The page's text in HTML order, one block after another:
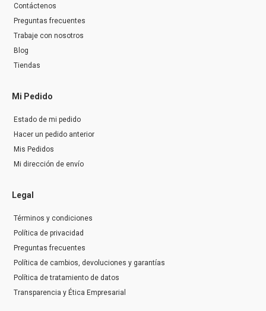
Contáctenos
Preguntas frecuentes
Trabaje con nosotros
Blog
Tiendas
Mi Pedido
Estado de mi pedido
Hacer un pedido anterior
Mis Pedidos
Mi dirección de envío
Legal
Términos y condiciones
Política de privacidad
Preguntas frecuentes
Política de cambios, devoluciones y garantías
Política de tratamiento de datos
Transparencia y Ética Empresarial